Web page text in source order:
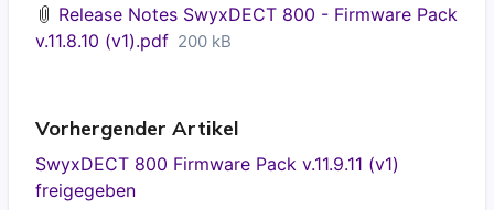
Release Notes SwyxDECT 800 - Firmware Pack
v.11.8.10 (v1).pdf 200 kB
Vorhergender Artikel
SwyxDECT 800 Firmware Pack v.11.9.11 (v1)
freigegeben